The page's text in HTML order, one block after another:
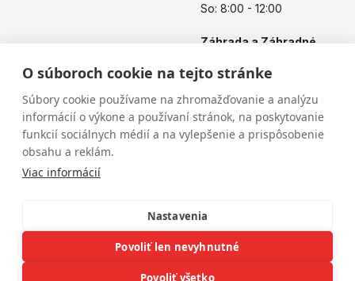
O súboroch cookie na tejto stránke
Súbory cookie používame na zhromažďovanie a analýzu
informácií o výkone a používaní stránok, na poskytovanie
funkcií sociálnych médií a na vylepšenie a prispôsobenie
obsahu a reklám.
Viac informácií
Nastavenia
Povoliť len nevyhnutné
Povoliť všetko
So: 8:00 - 12:00
Záhrada a Záhradné
Po - Pia: 8:00 - 17:00
So: 8:00 - 12:00
Copyright © 2026modomLM.skVšetky práva vyhradené